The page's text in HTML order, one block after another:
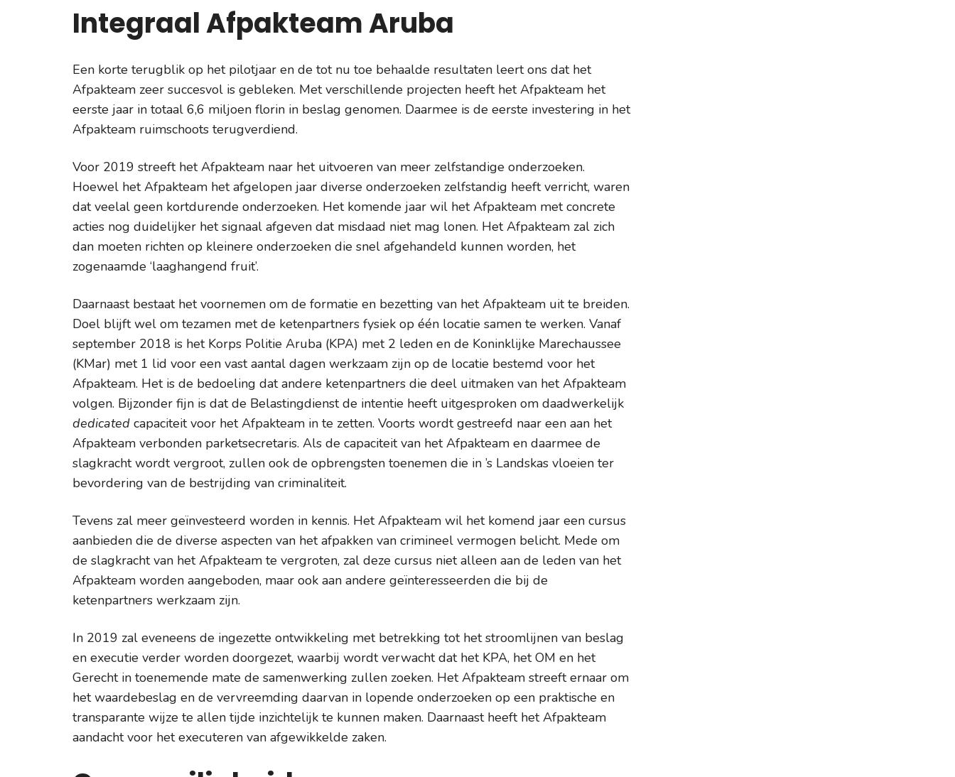
Integraal Afpakteam Aruba
Een korte terugblik op het pilotjaar en de tot nu toe behaalde resultaten leert ons dat het
Afpakteam zeer succesvol is gebleken. Met verschillende projecten heeft het Afpakteam het
eerste jaar in totaal 6,6 miljoen florin in beslag genomen. Daarmee is de eerste investering in het
Afpakteam ruimschoots terugverdiend.
Voor 2019 streeft het Afpakteam naar het uitvoeren van meer zelfstandige onderzoeken.
Hoewel het Afpakteam het afgelopen jaar diverse onderzoeken zelfstandig heeft verricht, waren
dat veelal geen kortdurende onderzoeken. Het komende jaar wil het Afpakteam met concrete
acties nog duidelijker het signaal afgeven dat misdaad niet mag lonen. Het Afpakteam zal zich
dan moeten richten op kleinere onderzoeken die snel afgehandeld kunnen worden, het
zogenaamde ‘laaghangend fruit’.
Daarnaast bestaat het voornemen om de formatie en bezetting van het Afpakteam uit te breiden.
Doel blijft wel om tezamen met de ketenpartners fysiek op één locatie samen te werken. Vanaf
september 2018 is het Korps Politie Aruba (KPA) met 2 leden en de Koninklijke Marechaussee
(KMar) met 1 lid voor een vast aantal dagen werkzaam zijn op de locatie bestemd voor het
Afpakteam. Het is de bedoeling dat andere ketenpartners die deel uitmaken van het Afpakteam
volgen. Bijzonder fijn is dat de Belastingdienst de intentie heeft uitgesproken om daadwerkelijk
dedicated capaciteit voor het Afpakteam in te zetten. Voorts wordt gestreefd naar een aan het
Afpakteam verbonden parketsecretaris. Als de capaciteit van het Afpakteam en daarmee de
slagkracht wordt vergroot, zullen ook de opbrengsten toenemen die in ’s Landskas vloeien ter
bevordering van de bestrijding van criminaliteit.
Tevens zal meer geïnvesteerd worden in kennis. Het Afpakteam wil het komend jaar een cursus
aanbieden die de diverse aspecten van het afpakken van crimineel vermogen belicht. Mede om
de slagkracht van het Afpakteam te vergroten, zal deze cursus niet alleen aan de leden van het
Afpakteam worden aangeboden, maar ook aan andere geïnteresseerden die bij de
ketenpartners werkzaam zijn.
In 2019 zal eveneens de ingezette ontwikkeling met betrekking tot het stroomlijnen van beslag
en executie verder worden doorgezet, waarbij wordt verwacht dat het KPA, het OM en het
Gerecht in toenemende mate de samenwerking zullen zoeken. Het Afpakteam streeft ernaar om
het waardebeslag en de vervreemding daarvan in lopende onderzoeken op een praktische en
transparante wijze te allen tijde inzichtelijk te kunnen maken. Daarnaast heeft het Afpakteam
aandacht voor het executeren van afgewikkelde zaken.